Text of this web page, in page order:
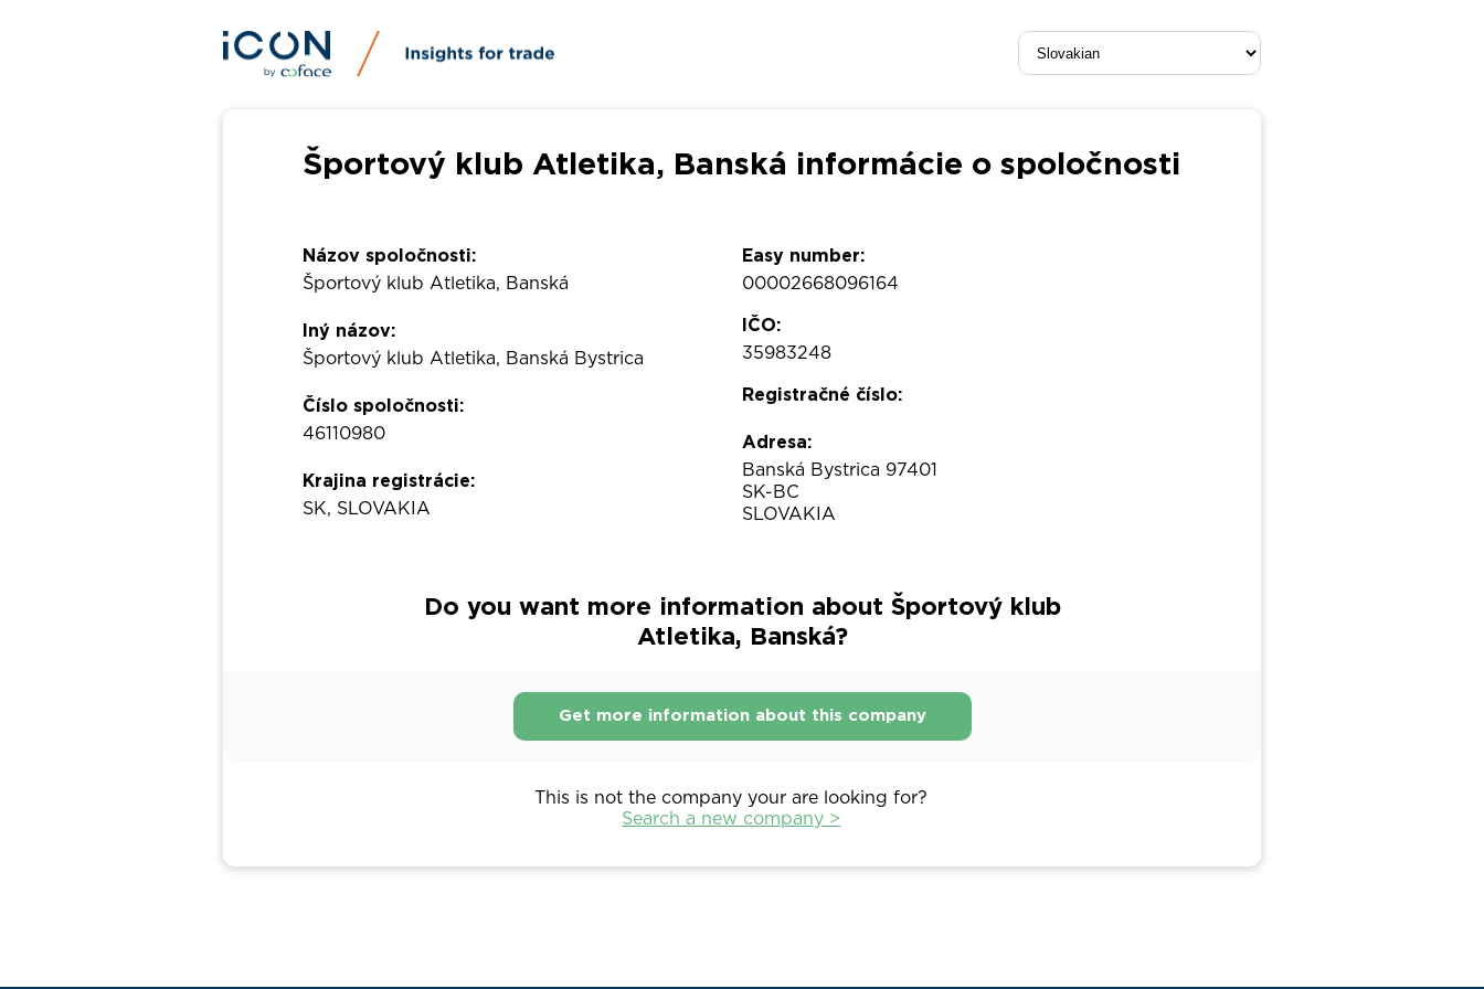
Športový klub Atletika, Banská informácie o spoločnosti
Názov spoločnosti:
Športový klub Atletika, Banská
Iný názov:
Športový klub Atletika, Banská Bystrica
Číslo spoločnosti:
46110980
Krajina registrácie:
SK, SLOVAKIA
Easy number:
00002668096164
IČO:
35983248
Registračné číslo:
Adresa:
Banská Bystrica 97401
SK-BC
SLOVAKIA
Do you want more information about Športový klub
Atletika, Banská?
Get more information about this company
This is not the company your are looking for?
Search a new company >